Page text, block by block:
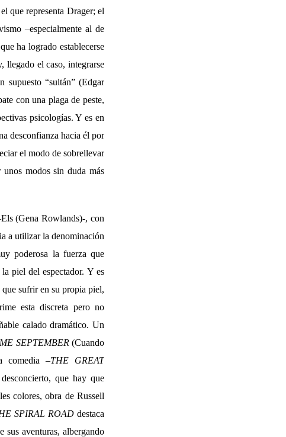
que representa Drager; el
–especialmente al de
ha logrado establecerse
llegado el caso, integrarse
supuesto “sultán” (Edgar
con una plaga de peste,
psicologías. Y es en
desconfianza hacia él por
el modo de sobrellevar
modos sin duda más
(Gena Rowlands)-, con
a utilizar la denominación
poderosa la fuerza que
piel del espectador. Y es
sufrir en su propia piel,
esta discreta pero no
calado dramático. Un
SEPTEMBER(Cuando
comedia –THE GREAT
que hay que
colores, obra de Russell
SPIRAL ROADdestaca
sus aventuras, albergando